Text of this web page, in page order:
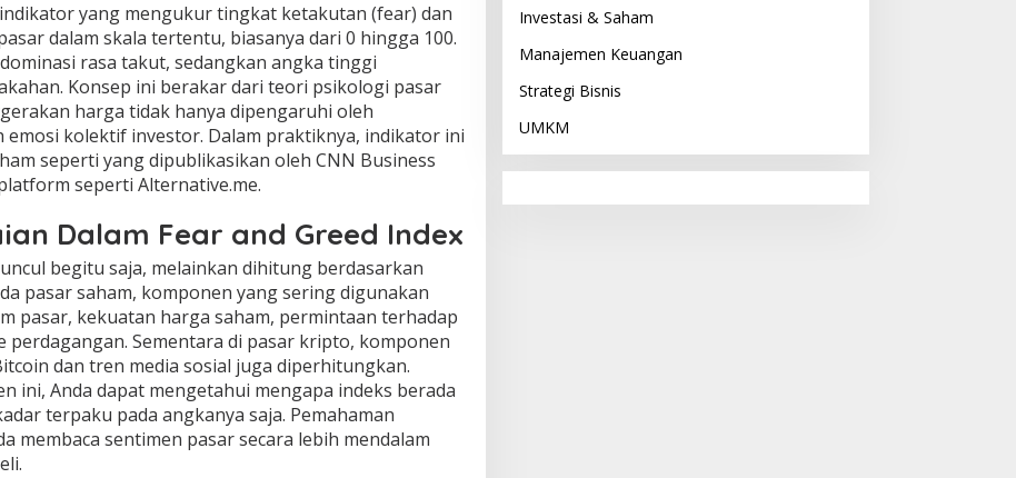
indikator yang mengukur tingkat ketakutan (fear) dan
dalam skala tertentu, biasanya dari 0 hingga 100.
rasa takut, sedangkan angka tinggi
Konsep ini berakar dari teori psikologi pasar
harga tidak hanya dipengaruhi oleh
kolektif investor. Dalam praktiknya, indikator ini
seperti yang dipublikasikan oleh CNN Business
seperti Alternative.me.
Dalam Fear and Greed Index
begitu saja, melainkan dihitung berdasarkan
pasar saham, komponen yang sering digunakan
pasar, kekuatan harga saham, permintaan terhadap
perdagangan. Sementara di pasar kripto, komponen
dan tren media sosial juga diperhitungkan.
ini, Anda dapat mengetahui mengapa indeks berada
terpaku pada angkanya saja. Pemahaman
membaca sentimen pasar secara lebih mendalam
Investasi & Saham
Manajemen Keuangan
Strategi Bisnis
UMKM